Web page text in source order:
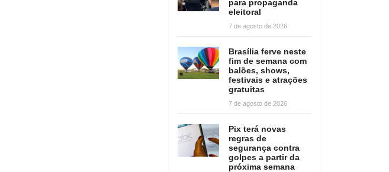
para propaganda
eleitoral
7 de agosto de 2026
Brasília ferve neste
fim de semana com
balões, shows,
festivais e atrações
gratuitas
7 de agosto de 2026
Pix terá novas
regras de
segurança contra
golpes a partir da
próxima semana